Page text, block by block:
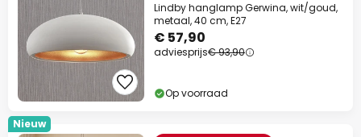
Lindby hanglamp Gerwina, wit/goud,
metaal, 40 cm, E27
€ 57,90
adviesprijs€ 93,90
Op voorraad
Nieuw